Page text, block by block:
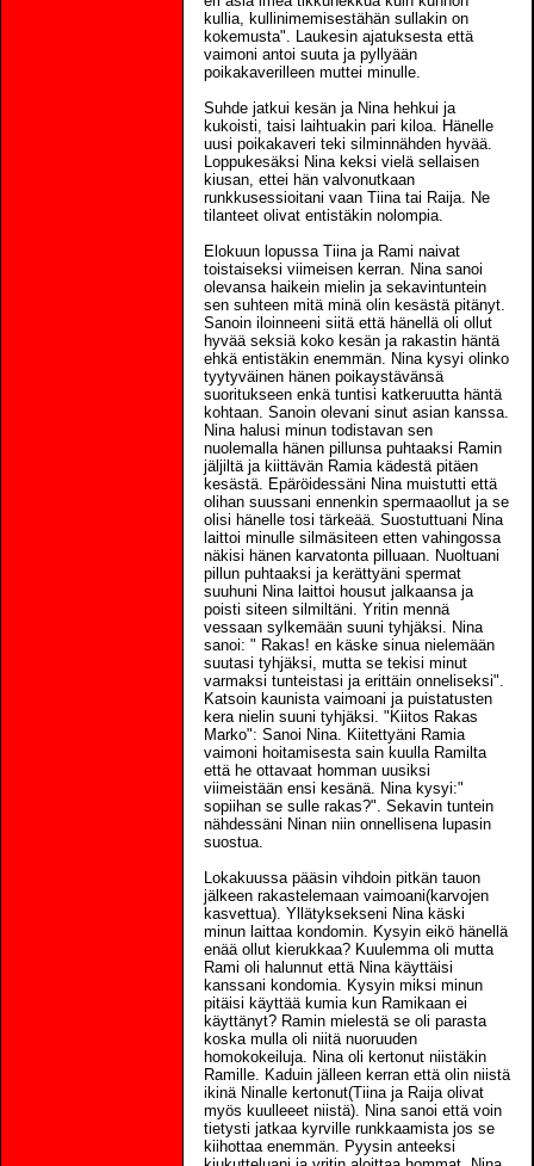
kullia, kullinimemisestähän sullakin on
kokemusta". Laukesin ajatuksesta että
vaimoni antoi suuta ja pyllyään
poikakaverilleen muttei minulle.
Suhde jatkui kesän ja Nina hehkui ja
kukoisti, taisi laihtuakin pari kiloa. Hänelle
uusi poikakaveri teki silminnähden hyvää.
Loppukesäksi Nina keksi vielä sellaisen
kiusan, ettei hän valvonutkaan
runkkusessioitani vaan Tiina tai Raija. Ne
tilanteet olivat entistäkin nolompia.
Elokuun lopussa Tiina ja Rami naivat
toistaiseksi viimeisen kerran. Nina sanoi
olevansa haikein mielin ja sekavintuntein
sen suhteen mitä minä olin kesästä pitänyt.
Sanoin iloinneeni siitä että hänellä oli ollut
hyvää seksiä koko kesän ja rakastin häntä
ehkä entistäkin enemmän. Nina kysyi olinko
tyytyväinen hänen poikaystävänsä
suoritukseen enkä tuntisi katkeruutta häntä
kohtaan. Sanoin olevani sinut asian kanssa.
Nina halusi minun todistavan sen
nuolemalla hänen pillunsa puhtaaksi Ramin
jäljiltä ja kiittävän Ramia kädestä pitäen
kesästä. Epäröidessäni Nina muistutti että
olihan suussani ennenkin spermaaollut ja se
olisi hänelle tosi tärkeää. Suostuttuani Nina
laittoi minulle silmäsiteen etten vahingossa
näkisi hänen karvatonta pilluaan. Nuoltuani
pillun puhtaaksi ja kerättyäni spermat
suuhuni Nina laittoi housut jalkaansa ja
poisti siteen silmiltäni. Yritin mennä
vessaan sylkemään suuni tyhjäksi. Nina
sanoi: " Rakas! en käske sinua nielemään
suutasi tyhjäksi, mutta se tekisi minut
varmaksi tunteistasi ja erittäin onneliseksi".
Katsoin kaunista vaimoani ja puistatusten
kera nielin suuni tyhjäksi. "Kiitos Rakas
Marko": Sanoi Nina. Kiitettyäni Ramia
vaimoni hoitamisesta sain kuulla Ramilta
että he ottavaat homman uusiksi
viimeistään ensi kesänä. Nina kysyi:"
sopiihan se sulle rakas?". Sekavin tuntein
nähdessäni Ninan niin onnellisena lupasin
suostua.
Lokakuussa pääsin vihdoin pitkän tauon
jälkeen rakastelemaan vaimoani(karvojen
kasvettua). Yllätyksekseni Nina käski
minun laittaa kondomin. Kysyin eikö hänellä
enää ollut kierukkaa? Kuulemma oli mutta
Rami oli halunnut että Nina käyttäisi
kanssani kondomia. Kysyin miksi minun
pitäisi käyttää kumia kun Ramikaan ei
käyttänyt? Ramin mielestä se oli parasta
koska mulla oli niitä nuoruuden
homokokeiluja. Nina oli kertonut niistäkin
Ramille. Kaduin jälleen kerran että olin niistä
ikinä Ninalle kertonut(Tiina ja Raija olivat
myös kuulleeet niistä). Nina sanoi että voin
tietysti jatkaa kyrville runkkaamista jos se
kiihottaa enemmän. Pyysin anteeksi